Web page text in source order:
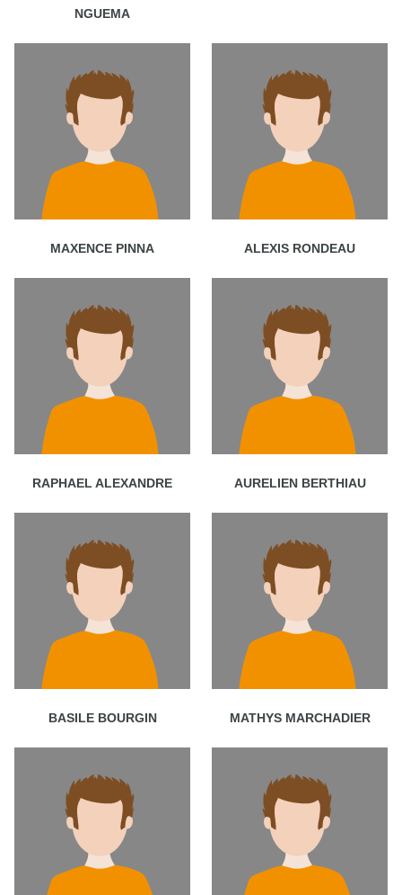
NGUEMA
MAXENCE PINNA ALEXIS RONDEAU
RAPHAEL ALEXANDRE AURELIEN BERTHIAU
BASILE BOURGIN MATHYS MARCHADIER